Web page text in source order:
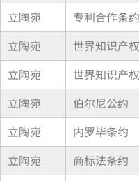
立陶宛
专利合作条
立陶宛
世界知识产
立陶宛
世界知识产
立陶宛
伯尔尼公约
立陶宛
内罗毕条约
立陶宛
商标法条约